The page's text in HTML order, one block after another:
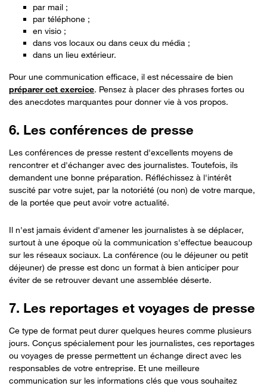
par mail ;
par téléphone ;
en visio ;
dans vos locaux ou dans ceux du média ;
dans un lieu extérieur.
Pour une communication efficace, il est nécessaire de bien
préparer cet exercice. Pensez à placer des phrases fortes ou
des anecdotes marquantes pour donner vie à vos propos.
6. Les conférences de presse
Les conférences de presse restent d'excellents moyens de
rencontrer et d'échanger avec des journalistes. Toutefois, ils
demandent une bonne préparation. Réfléchissez à l'intérêt
suscité par votre sujet, par la notoriété (ou non) de votre marque,
de la portée que peut avoir votre actualité.
Il n'est jamais évident d'amener les journalistes à se déplacer,
surtout à une époque où la communication s'effectue beaucoup
sur les réseaux sociaux. La conférence (ou le déjeuner ou petit
déjeuner) de presse est donc un format à bien anticiper pour
éviter de se retrouver devant une assemblée déserte.
7. Les reportages et voyages de presse
Ce type de format peut durer quelques heures comme plusieurs
jours. Conçus spécialement pour les journalistes, ces reportages
ou voyages de presse permettent un échange direct avec les
responsables de votre entreprise. Et une meilleure
communication sur les informations clés que vous souhaitez